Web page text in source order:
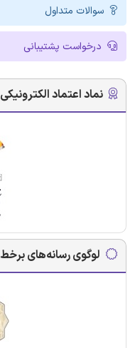
سوالات متداول
درخواست پشتیبانی
نماد اعتماد الکترونیکی
لوگوی رسانه‌های برخط